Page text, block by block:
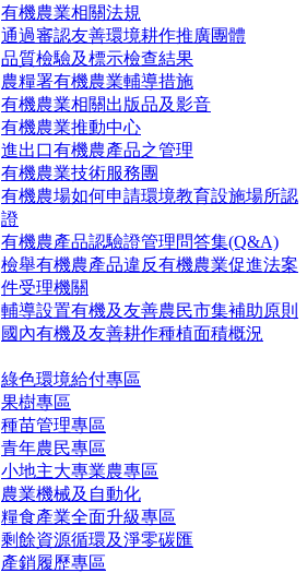
有機農業相關法規
通過審認友善環境耕作推廣團體
品質檢驗及標示檢查結果
農糧署有機農業輔導措施
有機農業相關出版品及影音
有機農業推動中心
進出口有機農產品之管理
有機農業技術服務團
有機農場如何申請環境教育設施場所認
證
有機農產品認驗證管理問答集(Q&A)
檢舉有機農產品違反有機農業促進法案
件受理機關
輔導設置有機及友善農民市集補助原則
國內有機及友善耕作種植面積概況
綠色環境給付專區
果樹專區
種苗管理專區
青年農民專區
小地主大專業農專區
農業機械及自動化
糧食產業全面升級專區
剩餘資源循環及淨零碳匯
產銷履歷專區